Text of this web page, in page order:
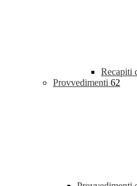
Recapiti
Provvedimenti 62